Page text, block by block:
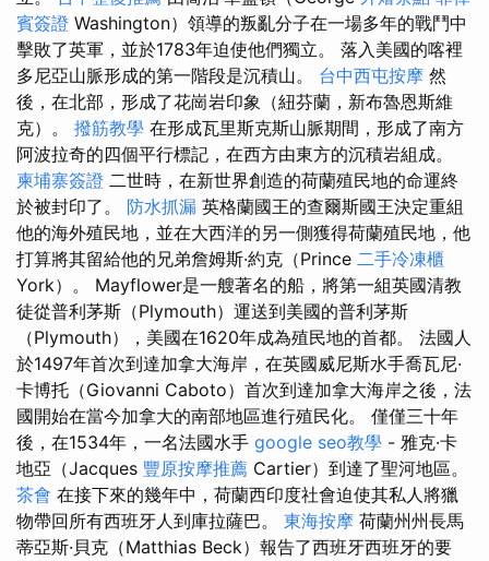
賓簽證 Washington）領導的叛亂分子在一場多年的戰鬥中
擊敗了英軍，並於1783年迫使他們獨立。 落入美國的喀裡
多尼亞山脈形成的第一階段是沉積山。 台中西屯按摩 然
後，在北部，形成了花崗岩印象（紐芬蘭，新布魯恩斯維
克）。 撥筋教學 在形成瓦里斯克斯山脈期間，形成了南方
阿波拉奇的四個平行標記，在西方由東方的沉積岩組成。
柬埔寨簽證 二世時，在新世界創造的荷蘭殖民地的命運終
於被封印了。 防水抓漏 英格蘭國王的查爾斯國王決定重組
他的海外殖民地，並在大西洋的另一側獲得荷蘭殖民地，他
打算將其留給他的兄弟詹姆斯·約克（Prince 二手冷凍櫃
York）。 Mayflower是一艘著名的船，將第一組英國清教
徒從普利茅斯（Plymouth）運送到美國的普利茅斯
（Plymouth），美國在1620年成為殖民地的首都。 法國人
於1497年首次到達加拿大海岸，在英國威尼斯水手喬瓦尼·
卡博托（Giovanni Caboto）首次到達加拿大海岸之後，法
國開始在當今加拿大的南部地區進行殖民化。 僅僅三十年
後，在1534年，一名法國水手 google seo教學 - 雅克·卡
地亞（Jacques 豐原按摩推薦 Cartier）到達了聖河地區。
茶會 在接下來的幾年中，荷蘭西印度社會迫使其私人將獵
物帶回所有西班牙人到庫拉薩巴。 東海按摩 荷蘭州州長馬
蒂亞斯·貝克（Matthias Beck）報告了西班牙西班牙的要